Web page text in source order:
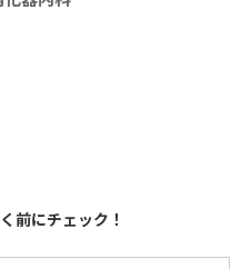
前にチェック！